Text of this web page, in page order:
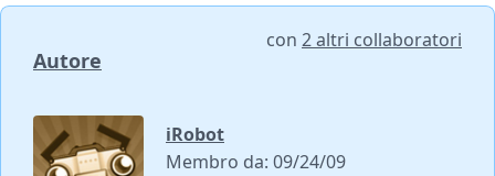
Autore
con 2 altri collaboratori
iRobot
Membro da: 09/24/09